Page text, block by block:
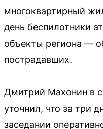
многоквартирный
день беспилотники
объекты региона —
пострадавших.
Дмитрий Махонин в
уточнил, что за три
заседании